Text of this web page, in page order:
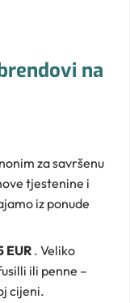
na
za savršenu
tjestenine i
iz ponude
EUR. Veliko
ili penne –
cijeni.